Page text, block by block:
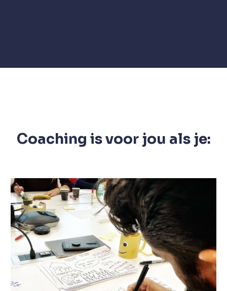
Coaching is voor jou als je: